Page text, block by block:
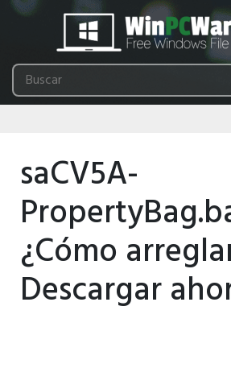
saCV5A-
¿Cómo
Descargar